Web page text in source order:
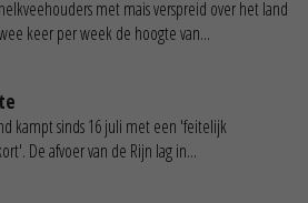
met mais verspreid over het land
keer per week de hoogte van...
kampt sinds 16 juli met een 'feitelijk
De afvoer van de Rijn lag in...